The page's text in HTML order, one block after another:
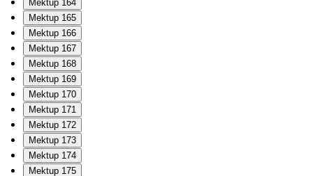
Mektup 164
Mektup 165
Mektup 166
Mektup 167
Mektup 168
Mektup 169
Mektup 170
Mektup 171
Mektup 172
Mektup 173
Mektup 174
Mektup 175